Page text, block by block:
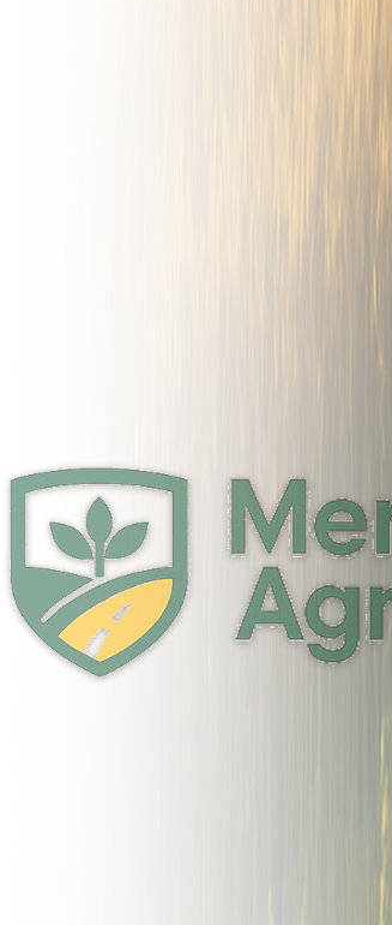
GRUPO GENERADOR LEEGA
GRUPO GENERADOR Marca LEEGA Modelo